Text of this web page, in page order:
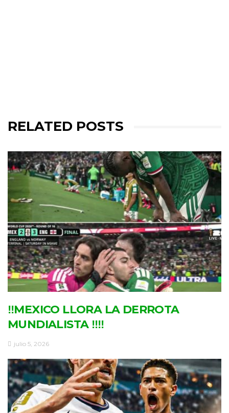
RELATED POSTS
‼MEXICO LLORA LA DERROTA
MUNDIALISTA ‼‼
julio 5, 2026